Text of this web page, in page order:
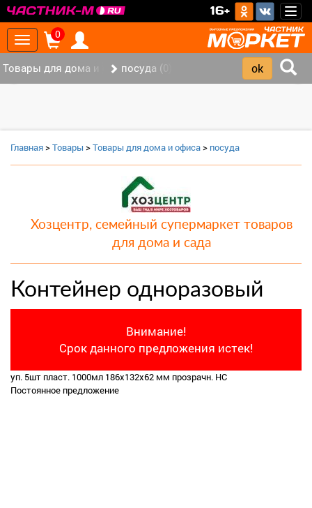
16+
Toggle
navigation
0
Товары для дома и офиса (8)
посуда (0)
Главная>Товары >Товары для дома и офиса> посуда
Хозцентр, семейный супермаркет товаров
для дома и сада
Контейнер одноразовый
Внимание!
Срок данного предложения истек!
уп. 5шт пласт. 1000мл 186х132х62 мм прозрачн. НС
Постоянное предложение
‹ ›